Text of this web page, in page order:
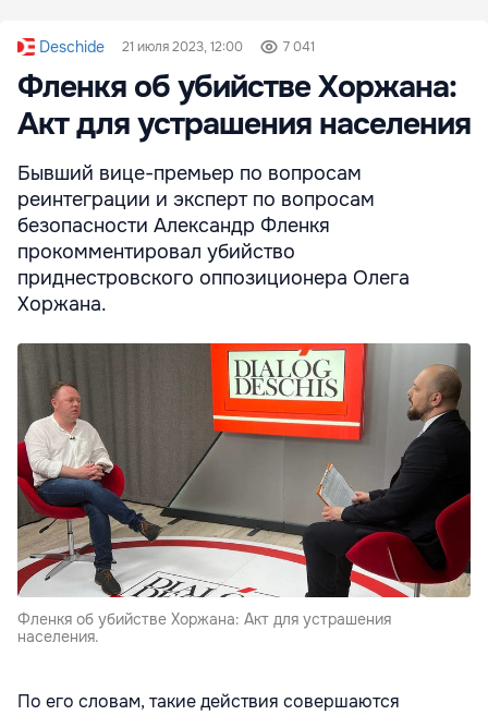
Deschide 21 июля 2023, 12:00 7 041
Фленкя об убийстве Хоржана:
Акт для устрашения населения
Бывший вице-премьер по вопросам
реинтеграции и эксперт по вопросам
безопасности Александр Фленкя
прокомментировал убийство
приднестровского оппозиционера Олега
Хоржана.
Фленкя об убийстве Хоржана: Акт для устрашения
населения.
По его словам, такие действия совершаются